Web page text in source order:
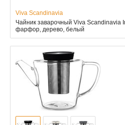
Viva Scandinavia
Чайник заварочный Viva Scandinavia
фарфор, дерево, белый